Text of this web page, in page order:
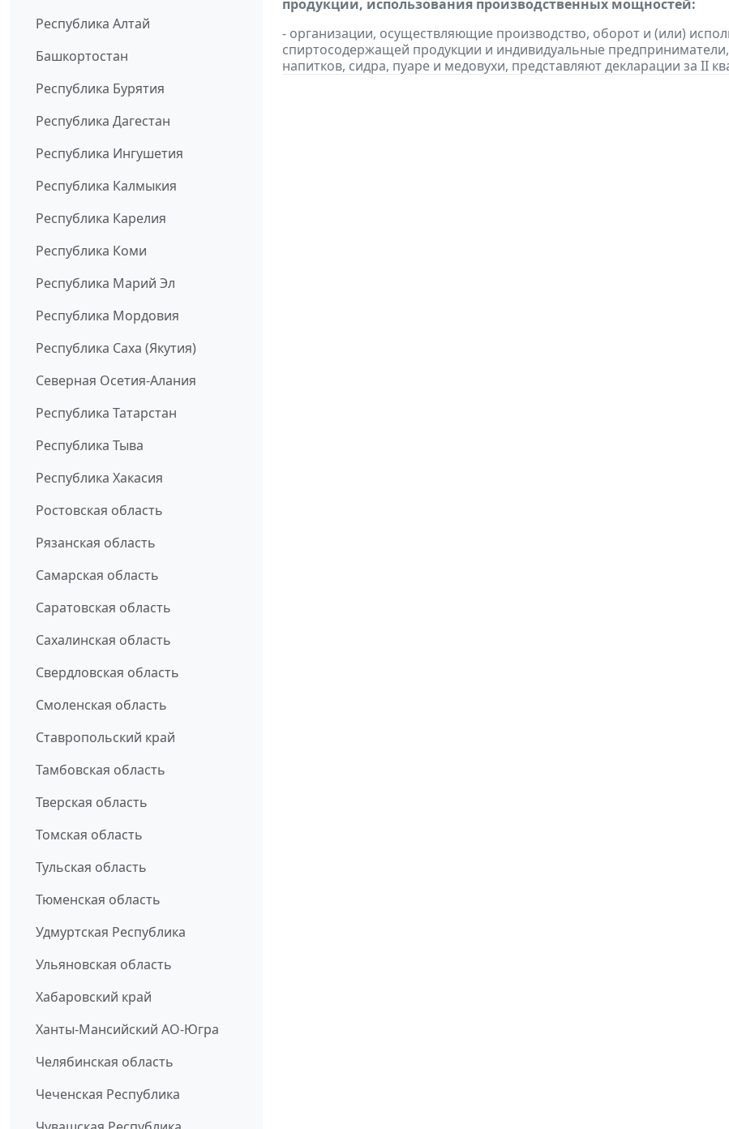
Республика Алтай
Башкортостан
Республика Бурятия
Республика Дагестан
Республика Ингушетия
Республика Калмыкия
Республика Карелия
Республика Коми
Республика Марий Эл
Республика Мордовия
Республика Саха (Якутия)
Северная Осетия-Алания
Республика Татарстан
Республика Тыва
Республика Хакасия
Ростовская область
Рязанская область
Самарская область
Саратовская область
Сахалинская область
Свердловская область
Смоленская область
Ставропольский край
Тамбовская область
Тверская область
Томская область
Тульская область
Тюменская область
Удмуртская Республика
Ульяновская область
Хабаровский край
Ханты-Мансийский АО-Югра
Челябинская область
Чеченская Республика
продукции, использования производственных мощностей:
- организации, осуществляющие производство, оборот и (или)
спиртосодержащей продукции и индивидуальные
напитков, сидра, пуаре и медовухи, представляют декларации за II